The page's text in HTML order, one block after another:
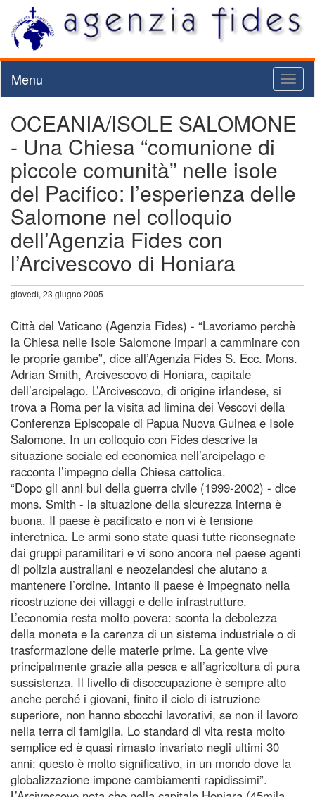
Menu
OCEANIA/ISOLE SALOMONE
- Una Chiesa “comunione di
piccole comunità” nelle isole
del Pacifico: l’esperienza delle
Salomone nel colloquio
dell’Agenzia Fides con
l’Arcivescovo di Honiara
giovedì, 23 giugno 2005
Città del Vaticano (Agenzia Fides) - “Lavoriamo perchè
la Chiesa nelle Isole Salomone impari a camminare con
le proprie gambe”, dice all’Agenzia Fides S. Ecc. Mons.
Adrian Smith, Arcivescovo di Honiara, capitale
dell’arcipelago. L’Arcivescovo, di origine irlandese, si
trova a Roma per la visita ad limina dei Vescovi della
Conferenza Episcopale di Papua Nuova Guinea e Isole
Salomone. In un colloquio con Fides descrive la
situazione sociale ed economica nell’arcipelago e
racconta l’impegno della Chiesa cattolica.
“Dopo gli anni bui della guerra civile (1999-2002) - dice
mons. Smith - la situazione della sicurezza interna è
buona. Il paese è pacificato e non vi è tensione
interetnica. Le armi sono state quasi tutte riconsegnate
dai gruppi paramilitari e vi sono ancora nel paese agenti
di polizia australiani e neozelandesi che aiutano a
mantenere l’ordine. Intanto il paese è impegnato nella
ricostruzione dei villaggi e delle infrastrutture.
L’economia resta molto povera: sconta la debolezza
della moneta e la carenza di un sistema industriale o di
trasformazione delle materie prime. La gente vive
principalmente grazie alla pesca e all’agricoltura di pura
sussistenza. Il livello di disoccupazione è sempre alto
anche perché i giovani, finito il ciclo di istruzione
superiore, non hanno sbocchi lavorativi, se non il lavoro
nella terra di famiglia. Lo standard di vita resta molto
semplice ed è quasi rimasto invariato negli ultimi 30
anni: questo è molto significativo, in un mondo dove la
globalizzazione impone cambiamenti rapidissimi”.